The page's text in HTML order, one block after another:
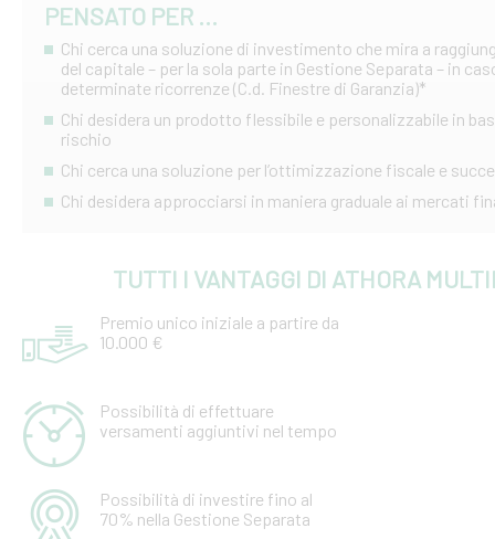
PENSATO PER ...
Chi cerca una soluzione di investimento che mira a
del capitale – per la sola parte in Gestione Separata – in
determinate ricorrenze (C.d. Finestre di Garanzia)*
Chi desidera un prodotto flessibile e personalizzabile in
rischio
Chi cerca una soluzione per l’ottimizzazione fiscale e
Chi desidera approcciarsi in maniera graduale ai mercati
TUTTI I VANTAGGI DI ATHORA
Premio unico iniziale a partire da
10.000 €
Possibilità di effettuare
versamenti aggiuntivi nel tempo
Possibilità di investire fino al
70% nella Gestione Separata